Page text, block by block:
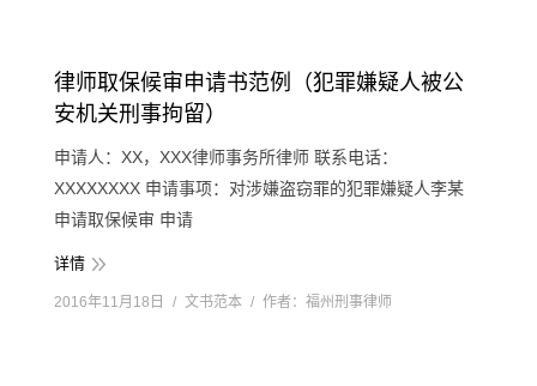
律师取保候审申请书范例（犯罪嫌疑人被公
安机关刑事拘留）
申请人：XX，XXX律师事务所律师 联系电话：
XXXXXXXX 申请事项：对涉嫌盗窃罪的犯罪嫌疑人李某
申请取保候审 申请
详情
2016年11月18日 文书范本 作者： 福州刑事律师